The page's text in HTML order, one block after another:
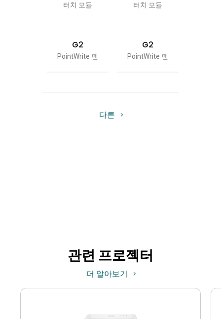
터치 모듈
G2
PointWrite 펜
터치 모듈
G2
PointWrite 펜
다른
관련 프로젝터
더 알아보기